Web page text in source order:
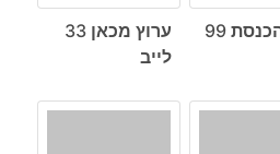
ערוץ הכנסת 99
ערוץ מכאן 33
לייב